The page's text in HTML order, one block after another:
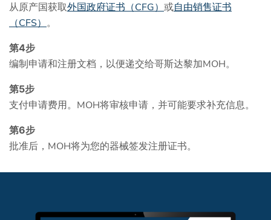
从原产国获取外国政府证书（CFG） 或自由销售证书
（CFS） 。
第4步
编制申请和注册文档，以便递交给哥斯达黎加MOH。
第5步
支付申请费用。MOH将审核申请，并可能要求补充信息。
第6步
批准后，MOH将为您的器械签发注册证书。